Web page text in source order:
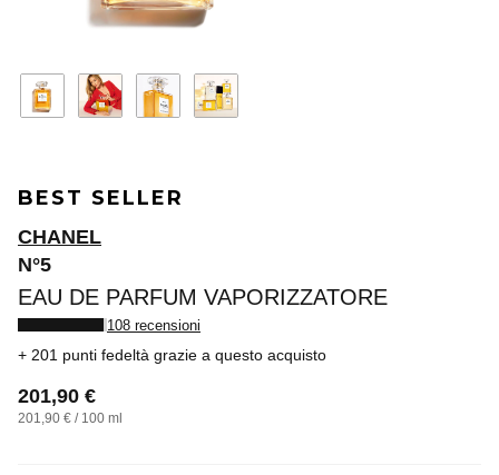
BEST SELLER
CHANEL
N°5
EAU DE PARFUM VAPORIZZATORE
108 recensioni
201 punti fedeltà grazie a questo acquisto
201,90 €
201,90 € / 100 ml